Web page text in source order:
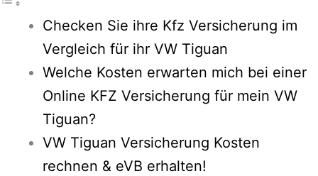
Checken Sie ihre Kfz Versicherung im
Vergleich für ihr VW Tiguan
Welche Kosten erwarten mich bei einer
Online KFZ Versicherung für mein VW
Tiguan?
VW Tiguan Versicherung Kosten
rechnen & eVB erhalten!